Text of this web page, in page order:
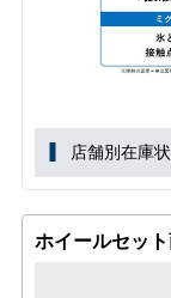
店舗別在庫
ホイールセッ